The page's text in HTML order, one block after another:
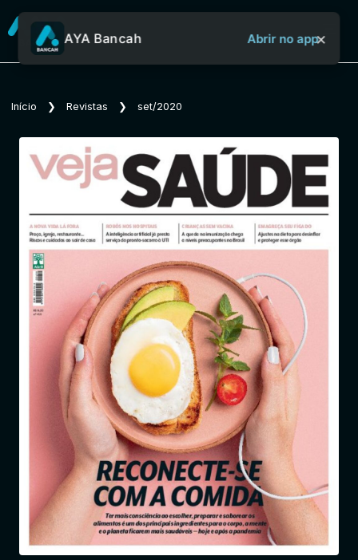
Sobre o Aya Bancah
Revistas
Jornais
Notícias
Entrar
AYA Bancah Abrir no app×
Início ❯ Revistas ❯ set/2020